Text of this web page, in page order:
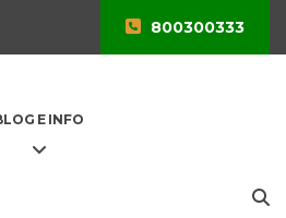
800300333
E INFO